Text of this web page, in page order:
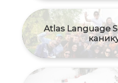
Atlas Language